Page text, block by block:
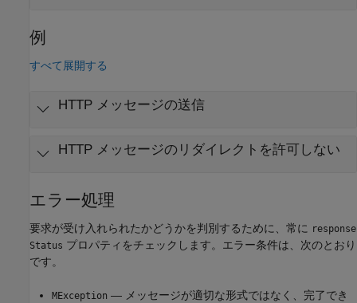
例
すべて展開する
HTTP メッセージの送信
HTTP メッセージのリダイレクトを許可しない
エラー処理
要求が受け入れられたかどうかを判別するために、常に response
Status プロパティをチェックします。エラー条件は、次のとおり
です。
MException — メッセージが適切な形式ではなく、完了でき